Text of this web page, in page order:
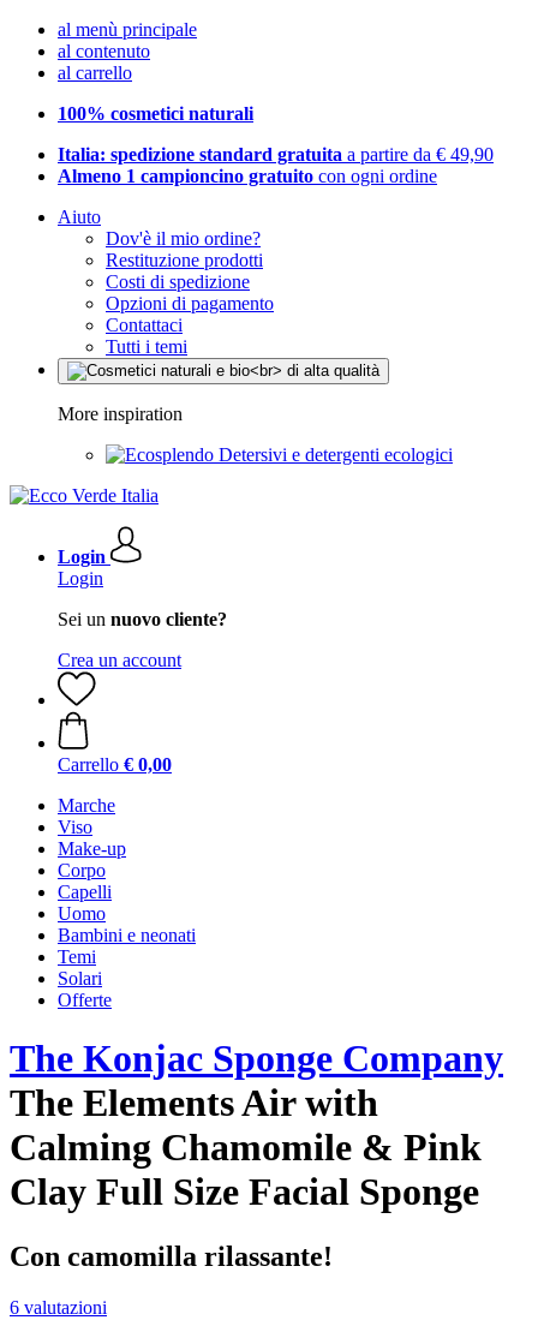
al menù principale
al contenuto
al carrello
100% cosmetici naturali
Italia: spedizione standard gratuita a partire da € 49,90
Almeno 1 campioncino gratuito con ogni ordine
Aiuto
Dov'è il mio ordine?
Restituzione prodotti
Costi di spedizione
Opzioni di pagamento
Contattaci
Tutti i temi
More inspiration
Detersivi e detergenti ecologici
Login
Login
Sei un nuovo cliente?
Crea un account
Carrello € 0,00
Marche
Viso
Make-up
Corpo
Capelli
Uomo
Bambini e neonati
Temi
Solari
Offerte
The Konjac Sponge Company
The Elements Air with
Calming Chamomile & Pink
Clay Full Size Facial Sponge
Con camomilla rilassante!
6 valutazioni